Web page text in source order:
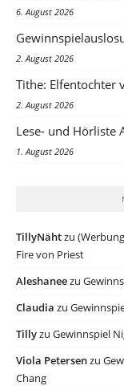
6. August 2026
2. August 2026
Tithe: Elfentochter
2. August 2026
Lese- und Hörliste
1. August 2026
TillyNähtzu
Fire von Priest
Aleshaneezu
Claudia zu
Tillyzu Gewinnspiel
Viola Petersenzu
Chang